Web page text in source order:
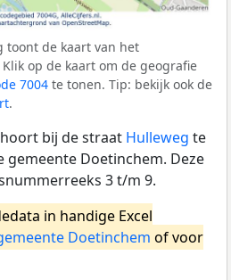
toont de kaart van het
op de kaart om de geografie
7004 te tonen. Tip: bekijk ook de
.
bij de straat Hulleweg te
gemeente Doetinchem. Deze
3 t/m 9.
in handige Excel
Doetinchem of voor